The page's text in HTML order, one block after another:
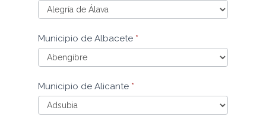
de
Álava
Municipio de Albacete *
de
Albacete
Municipio de Alicante *